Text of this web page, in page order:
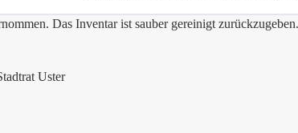
Das Inventar ist sauber gereinigt
Uster